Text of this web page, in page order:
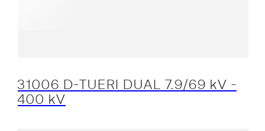
31006 D-TUERI DUAL 7.9/69 kV -
400 kV